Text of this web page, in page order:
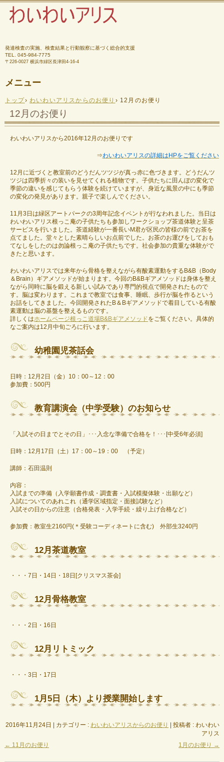
発達検査の実施、検査結果と行動観察に基づく総合的支援
TEL.
045-984-7775
〒226-0027 横浜市緑区長津田4-16-4
メニュー
ン
テ
ン
ツ
プ
トップ› わいわいアリスからのお便り › 12月のお便り
12月のお便り
わいわいアリスから2016年12月のお便りです
⇒わいわいアリスの詳細はHPをご覧ください
12月に近づくと教室前のどうだんツツジが真っ赤に色づきます。どうだんツ
ツジは四季折々の装いを見せてくれる植物です。子供たちに田んぼの変化で
季節の違いを感じてもらう体験を続けていますが、身近な風景の中にも季節
の変化の発見があります。親子で楽しんでください。
11月3日は緑区アートパークの3周年記念イベントが行なわれました。当日は
わいわいアリス根っこ庵の子供たちも参加しワークショップ茶道体験と呈茶
サービスを行いました。茶道経験が一番長いM君が区民の皆様の前でお茶を
点てました。堂々とした素晴らしいお点前でした。お茶のお運びをしておも
てなしをしたのは勿論根っこ庵の子供たちです。社会参加の貴重な体験がで
きたと思います。
わいわいアリスでは来年から骨格を整えながら有酸素運動をするB&B（Body
＆Brain）ギアメソッドが始まります。今回のB&Bギアメソッドは身体を整え
ながら同時に脳を鍛える新しい試みであり専門的視点で開発されたもので
す。脳は変わります。これまで教室では食事、睡眠、歩行が脳を作るという
お話をしてきました。今回開発されたB＆Bギアメソッドで着目している有酸
素運動は脳の基盤を整えるものです。
詳しくはホームページ根っこ道場B&Bギアメソッドをご覧ください。具体的
なご案内は12月中旬ごろに行います。
幼稚園児茶話会
日時：12月2日（金）10：00～12：00
参加費：500円
教育講演会（中学受験）のお知らせ
「入試その日までとその日」･･･入念な準備で合格を！･･･[中受6年必須]
日時：12月17日（土）17：00～19：00 （予定）
講師：石田温則
内容：
入試までの準備（入学願書作成・調査書・入試模擬体験・出願など）
入試についてのあれこれ（通学区域指定・面接試験など）
入試その日からの注意（合格発表・入学手続・繰り上げ合格など）
参加費：教室生2160円(＊受験コーディネートに含む) 外部生3240円
12月茶道教室
・・・7日・14日・18日[クリスマス茶会]
12月骨格教室
・・・2日・16日
12月リトミック
・・・3日・17日
1月5日（木）より授業開始します
2016年11月24日 カテゴリー : わいわいアリスからのお便り
投稿者 : わいわい
アリス
← 11月のお便り 1月のお便り →